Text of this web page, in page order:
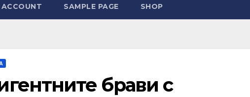
ACCOUNT SAMPLE PAGE SHOP
брави с